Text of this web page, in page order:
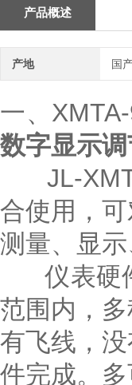
产品概述
产地 国
一、
数字显示
JL-
合使用，
测量、显
仪表硬件
范围内，
有飞线，
件完成。